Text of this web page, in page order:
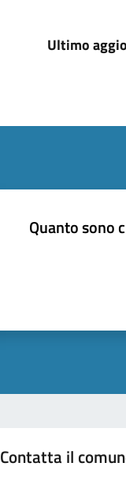
Ultimo
Quanto sono
Contatta il